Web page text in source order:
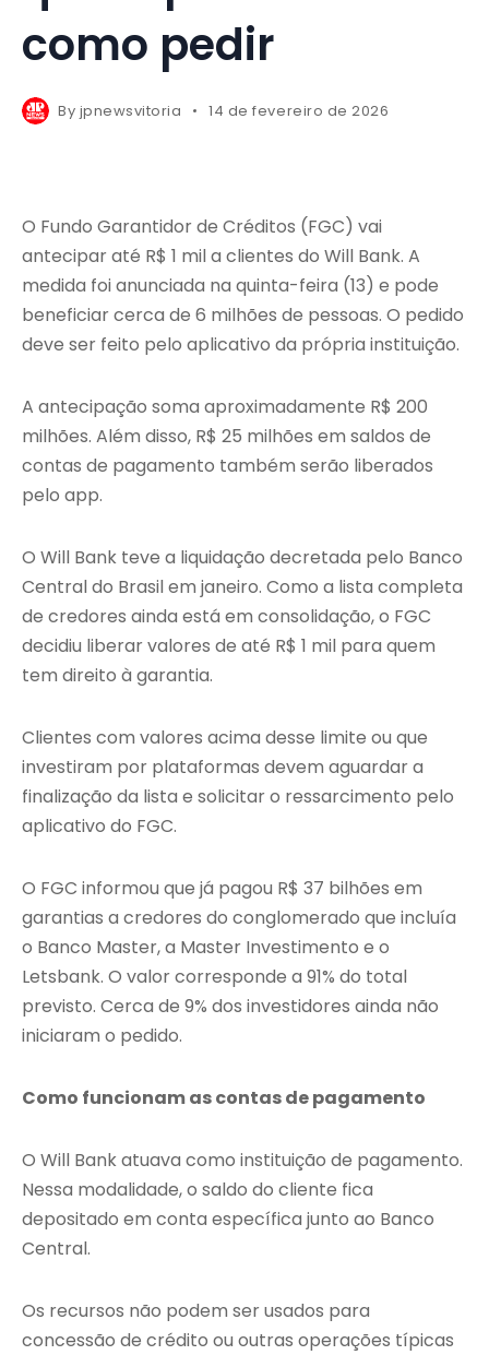
como pedir
By jpnewsvitoria 14 de fevereiro de 2026
O Fundo Garantidor de Créditos (FGC) vai
antecipar até R$ 1 mil a clientes do Will Bank. A
medida foi anunciada na quinta-feira (13) e pode
beneficiar cerca de 6 milhões de pessoas. O pedido
deve ser feito pelo aplicativo da própria instituição.
A antecipação soma aproximadamente R$ 200
milhões. Além disso, R$ 25 milhões em saldos de
contas de pagamento também serão liberados
pelo app.
O Will Bank teve a liquidação decretada pelo Banco
Central do Brasilem janeiro. Como a lista completa
de credores ainda está em consolidação, o FGC
decidiu liberar valores de até R$ 1 mil para quem
tem direito à garantia.
Clientes com valores acima desse limite ou que
investiram por plataformas devem aguardar a
finalização da lista e solicitar o ressarcimento pelo
aplicativo do FGC.
O FGC informou que já pagou R$ 37 bilhões em
garantias a credores do conglomerado que incluía
o Banco Master, a Master Investimento e o
Letsbank. O valor corresponde a 91% do total
previsto. Cerca de 9% dos investidores ainda não
iniciaram o pedido.
Como funcionam as contas de pagamento
O Will Bank atuava como instituição de pagamento.
Nessa modalidade, o saldo do cliente fica
depositado em conta específica junto ao Banco
Central.
Os recursos não podem ser usados para
concessão de crédito ou outras operações típicas